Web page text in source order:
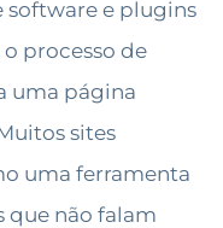
software e plugins
processo de
uma página
sites
uma ferramenta
que não falam